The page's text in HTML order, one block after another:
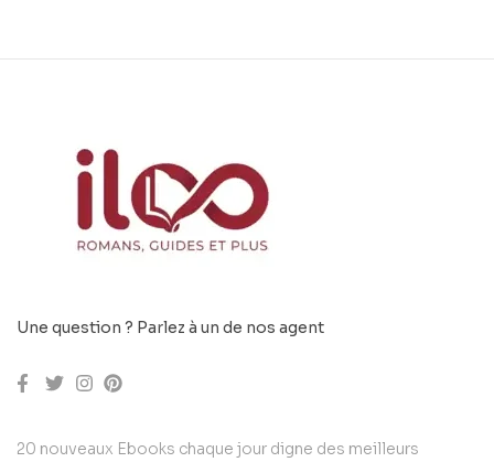
Une question ? Parlez à un de nos agent
20 nouveaux Ebooks chaque jour digne des meilleurs